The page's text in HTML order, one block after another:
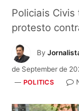
Policiais
protesto
By
de September de
POLITICS